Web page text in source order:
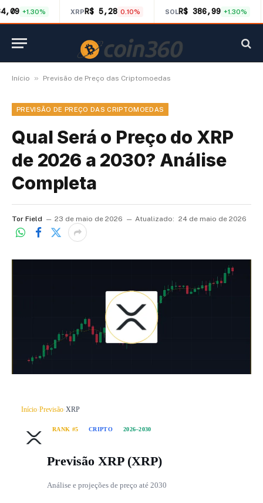
+1.30% XRPR$ 5,28 0.10% SOLR$ 386,99 +1.30%
Início » Previsão de Preço das Criptomoedas
PREVISÃO DE PREÇO DAS CRIPTOMOEDAS
Qual Será o Preço do XRP
de 2026 a 2030? Análise
Completa
Tor Field 23 de maio de 2026 Atualizado: 24 de maio de 2026
Início›Previsão›XRP
RANK #5 CRIPTO 2026–2030
Previsão XRP (XRP)
Análise e projeções de preço até 2030